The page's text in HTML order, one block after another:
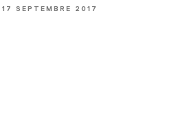
17 SEPTEMBRE 2017